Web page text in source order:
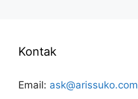
Kontak
Email: ask@arissuko.com